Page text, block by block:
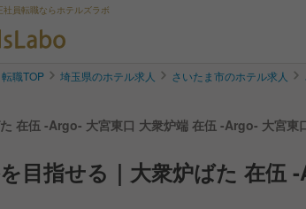
員転職ならホテルズラボ
職TOP 埼玉県のホテル求人 さいたま市のホテル求人
在伍 -Argo- 大宮東口 大衆炉端 在伍 -Argo- 大宮東
目指せる｜大衆炉ばた 在伍